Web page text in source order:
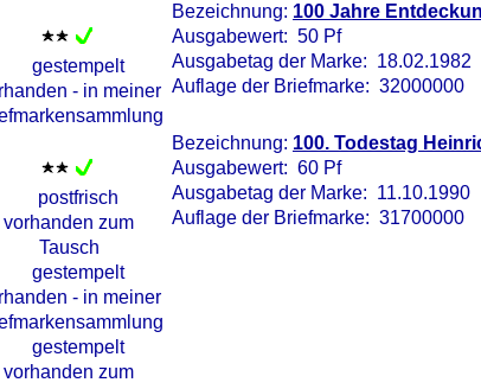
Bezeichnung: 100 Jahre
Ausgabewert: 50 Pf
Ausgabetag der Marke: 18.02.1982
Auflage der Briefmarke: 32000000
Bezeichnung: 100. Todestag
Ausgabewert: 60 Pf
Ausgabetag der Marke: 11.10.1990
Auflage der Briefmarke: 31700000